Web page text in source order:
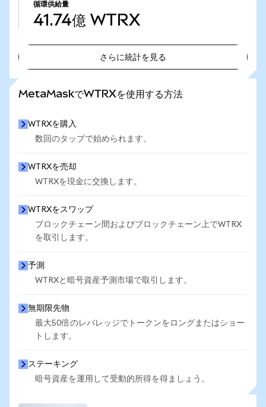
循環供給量
41.74億 WTRX
さらに統計を見る
MetaMaskでWTRXを使用する方法
WTRXを購入
数回のタップで始められます。
WTRXを売却
WTRXを現金に交換します。
WTRXをスワップ
ブロックチェーン間およびブロックチェーン上でWTRX
を取引します。
予測
WTRXと暗号資産予測市場で取引します。
無期限先物
最大50倍のレバレッジでトークンをロングまたはショー
トします。
ステーキング
暗号資産を運用して受動的所得を得ましょう。